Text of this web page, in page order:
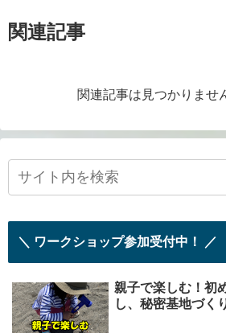
関連記事
関連記事は見つかりませ
＼ ワークショップ参加受付中！ ／
親子で楽しむ！初
し、秘密基地づく